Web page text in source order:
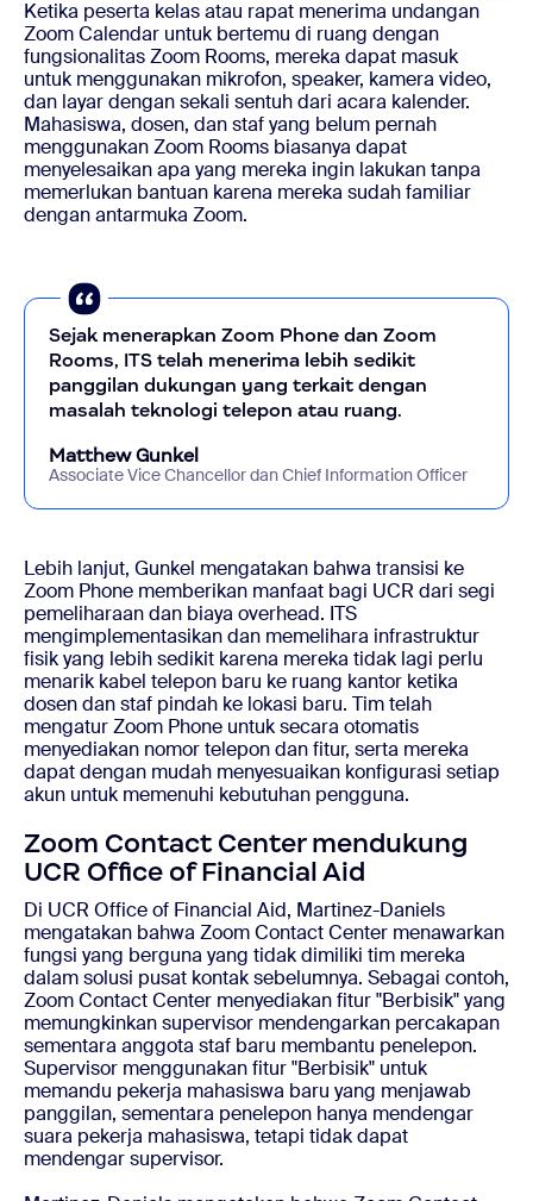
Ketika peserta kelas atau rapat menerima undangan
Zoom Calendar untuk bertemu di ruang dengan
fungsionalitas Zoom Rooms, mereka dapat masuk
untuk menggunakan mikrofon, speaker, kamera video,
dan layar dengan sekali sentuh dari acara kalender.
Mahasiswa, dosen, dan staf yang belum pernah
menggunakan Zoom Rooms biasanya dapat
menyelesaikan apa yang mereka ingin lakukan tanpa
memerlukan bantuan karena mereka sudah familiar
dengan antarmuka Zoom.
Sejak menerapkan Zoom Phone dan Zoom
Rooms, ITS telah menerima lebih sedikit
panggilan dukungan yang terkait dengan
masalah teknologi telepon atau ruang.
Matthew Gunkel
Associate Vice Chancellor dan Chief Information Officer
Lebih lanjut, Gunkel mengatakan bahwa transisi ke
Zoom Phone memberikan manfaat bagi UCR dari segi
pemeliharaan dan biaya overhead. ITS
mengimplementasikan dan memelihara infrastruktur
fisik yang lebih sedikit karena mereka tidak lagi perlu
menarik kabel telepon baru ke ruang kantor ketika
dosen dan staf pindah ke lokasi baru. Tim telah
mengatur Zoom Phone untuk secara otomatis
menyediakan nomor telepon dan fitur, serta mereka
dapat dengan mudah menyesuaikan konfigurasi setiap
akun untuk memenuhi kebutuhan pengguna.
Zoom Contact Center mendukung
UCR Office of Financial Aid
Di UCR Office of Financial Aid, Martinez-Daniels
mengatakan bahwa Zoom Contact Center menawarkan
fungsi yang berguna yang tidak dimiliki tim mereka
dalam solusi pusat kontak sebelumnya. Sebagai contoh,
Zoom Contact Center menyediakan fitur "Berbisik" yang
memungkinkan supervisor mendengarkan percakapan
sementara anggota staf baru membantu penelepon.
Supervisor menggunakan fitur "Berbisik" untuk
memandu pekerja mahasiswa baru yang menjawab
panggilan, sementara penelepon hanya mendengar
suara pekerja mahasiswa, tetapi tidak dapat
mendengar supervisor.